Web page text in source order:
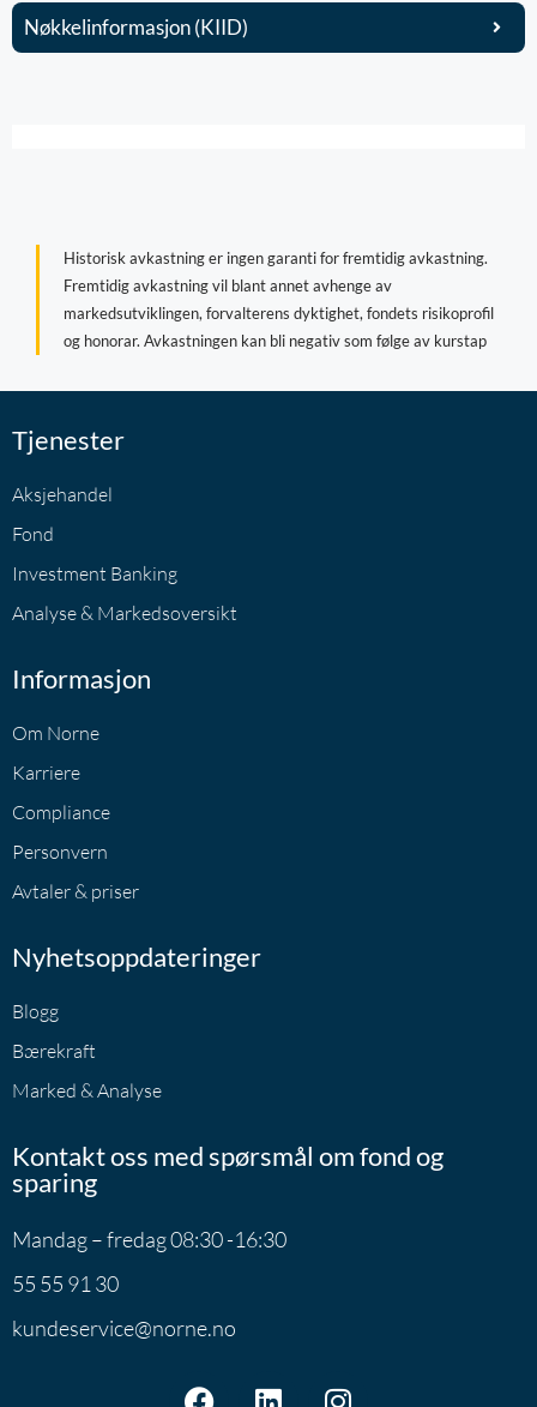
Nøkkelinformasjon (KIID)
Historisk avkastning er ingen garanti for fremtidig avkastning.
Fremtidig avkastning vil blant annet avhenge av
markedsutviklingen, forvalterens dyktighet, fondets risikoprofil
og honorar. Avkastningen kan bli negativ som følge av kurstap
Tjenester
Aksjehandel
Fond
Investment Banking
Analyse & Markedsoversikt
Informasjon
Om Norne
Karriere
Compliance
Personvern
Avtaler & priser
Nyhetsoppdateringer
Blogg
Bærekraft
Marked & Analyse
Kontakt oss med spørsmål om fond og
sparing
Mandag – fredag 08:30 -16:30
55 55 91 30
kundeservice@norne.no